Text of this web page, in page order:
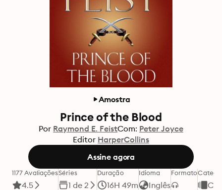
Amostra
Prince of the Blood
Por Raymond E. FeistCom: Peter Joyce
Editor HarperCollins
Assine agora
1177 Avaliações
4.5
Séries
1 de 2
Duração
16H 49m
Idioma
Inglês
Formato